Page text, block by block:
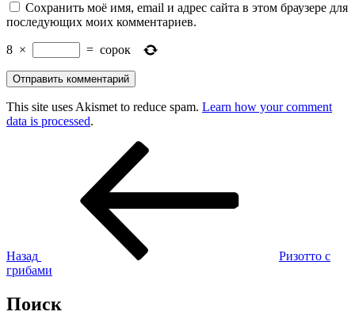
Сохранить моё имя, email и адрес сайта в этом браузере для
последующих моих комментариев.
8 × = сорок
This site uses Akismet to reduce spam. Learn how your comment
data is processed.
Назад
Ризотто с
грибами
Поиск